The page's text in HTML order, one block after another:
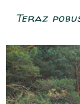
Teraz